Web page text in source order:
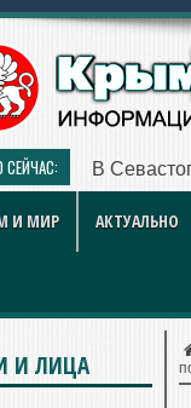
В
И МИР АКТУАЛЬНО
И ЛИЦА